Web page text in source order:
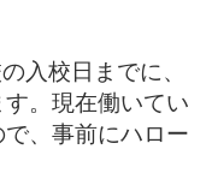
入校日までに、
。現在働いてい
、事前にハロー